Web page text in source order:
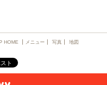
HOME メニュー 写真 地図